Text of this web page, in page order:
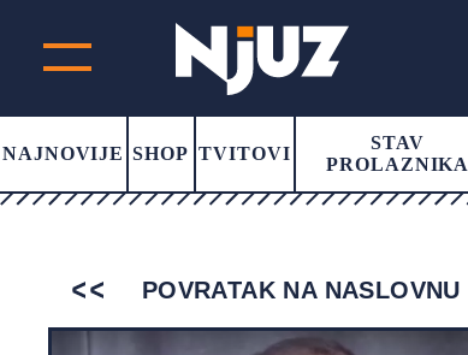
NAJNOVIJE SHOP TVITOVI
STAV
PROLAZNIKA
POVRATAK NA NASLOVNU